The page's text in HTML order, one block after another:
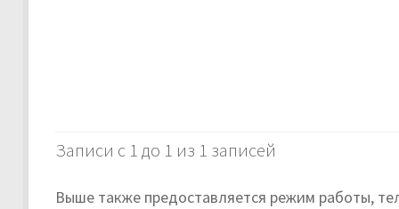
Записи с 1 до 1 из 1 записей
Выше также предоставляется режим работы,